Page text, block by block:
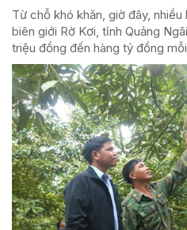
Từ chỗ khó khăn, giờ đây,
biên giới Rờ Kơi, tỉnh Quảng
triệu đồng đến hàng tỷ đồng